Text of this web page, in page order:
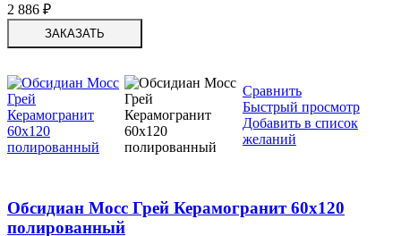
2 886 ₽
ЗАКАЗАТЬ
Сравнить
Быстрый просмотр
Добавить в список
желаний
Обсидиан Мосс Грей Керамогранит 60х120
полированный